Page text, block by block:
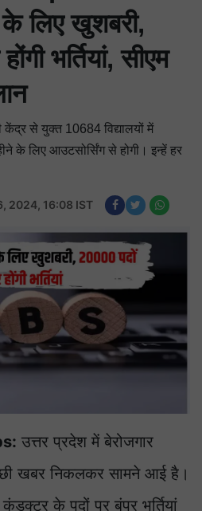
के लिए खुशबरी,
भर्तियां, सीएम
से युक्त 10684 विद्यालयों में
के लिए आउटसोर्सिंग से होगी। इन्हें हर
2024, 16:08 IST
उत्तर प्रदेश में बेरोजगार
खबर निकलकर सामने आई है।
के पदों पर बंपर भर्तियां